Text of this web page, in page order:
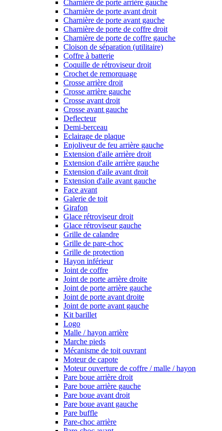
Charnière de porte arrière gauche
Charnière de porte avant droit
Charnière de porte avant gauche
Charnière de porte de coffre droit
Charnière de porte de coffre gauche
Cloison de séparation (utilitaire)
Coffre à batterie
Coquille de rétroviseur droit
Crochet de remorquage
Crosse arrière droit
Crosse arrière gauche
Crosse avant droit
Crosse avant gauche
Deflecteur
Demi-berceau
Eclairage de plaque
Enjoliveur de feu arrière gauche
Extension d'aile arrière droit
Extension d'aile arrière gauche
Extension d'aile avant droit
Extension d'aile avant gauche
Face avant
Galerie de toit
Girafon
Glace rétroviseur droit
Glace rétroviseur gauche
Grille de calandre
Grille de pare-choc
Grille de protection
Hayon inférieur
Joint de coffre
Joint de porte arrière droite
Joint de porte arrière gauche
Joint de porte avant droite
Joint de porte avant gauche
Kit barillet
Logo
Malle / hayon arrière
Marche pieds
Mécanisme de toit ouvrant
Moteur de capote
Moteur ouverture de coffre / malle / hayon
Pare boue arrière droit
Pare boue arrière gauche
Pare boue avant droit
Pare boue avant gauche
Pare buffle
Pare-choc arrière